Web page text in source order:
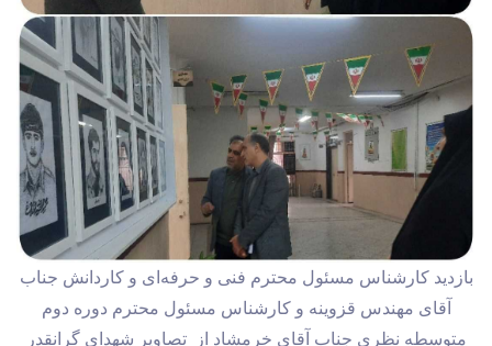
بازدید کارشناس مسئول محترم فنی و حرفه‌ای و کاردانش جناب
آقای مهندس قزوینه و کارشناس مسئول محترم دوره دوم
متوسطه نظری جناب آقای خرمشاد از تصاویر شهدای گرانقدر